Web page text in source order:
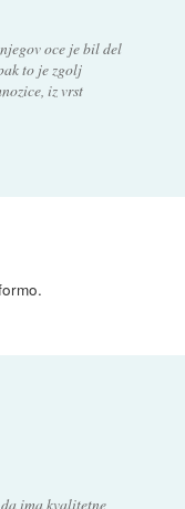
oce je bil del
to je zgolj
iz vrst
ima kvalitetne